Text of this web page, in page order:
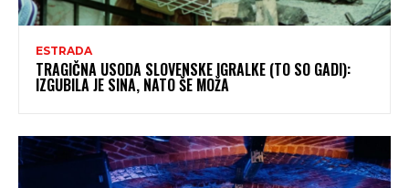
ESTRADA
TRAGIČNA USODA SLOVENSKE IGRALKE (TO SO GADI):
IZGUBILA JE SINA, NATO ŠE MOŽA